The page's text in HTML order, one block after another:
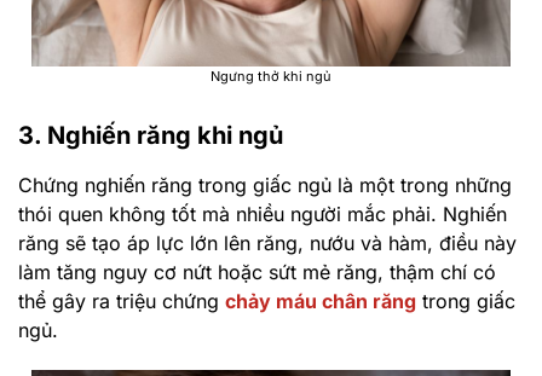
Ngưng thở khi ngủ
3. Nghiến răng khi ngủ
Chứng nghiến răng trong giấc ngủ là một trong những
thói quen không tốt mà nhiều người mắc phải. Nghiến
răng sẽ tạo áp lực lớn lên răng, nướu và hàm, điều này
làm tăng nguy cơ nứt hoặc sứt mẻ răng, thậm chí có
thể gây ra triệu chứng chảy máu chân răng trong giấc
ngủ.